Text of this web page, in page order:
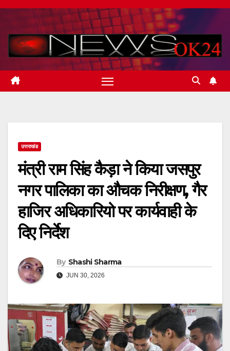
Skip
content
उत्तराखंड
मंत्री राम सिंह कैड़ा ने किया जसपुर
नगर पालिका का औचक निरीक्षण, गैर
हाजिर अधिकारियो पर कार्यवाही के
दिए निर्देश
By Shashi Sharma
JUN 30, 2026